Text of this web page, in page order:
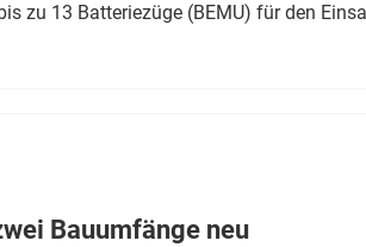
zu 13 Batteriezüge (BEMU) für den
Bauumfänge neu